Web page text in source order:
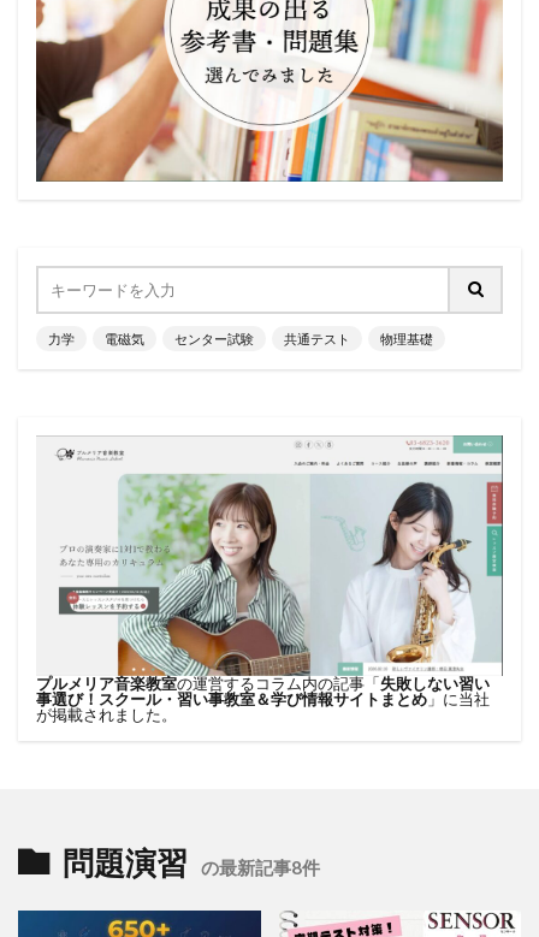
力学 電磁気 センター試験 共通テスト 物理基礎
プルメリア音楽教室の運営するコラム内の記事「失敗しない習い
事選び！スクール・習い事教室＆学び情報サイトまとめ 」に当社
が掲載されました。
問題演習 の最新記事8件